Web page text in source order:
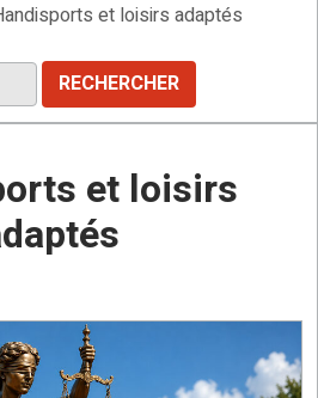
MENU
et loisirs adaptés
et loisirs